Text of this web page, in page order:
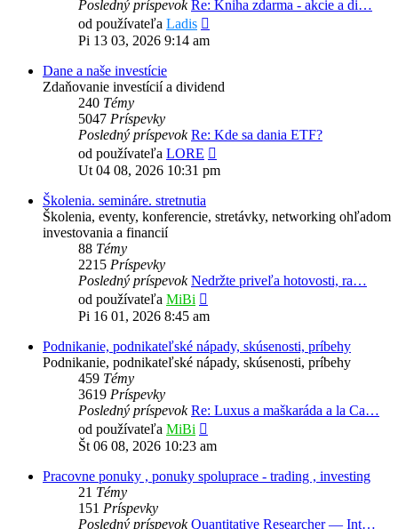
Posledný príspevok Re: Kniha zdarma - akcie a di…
od používateľa Ladis
posledný
Pi 13 03, 2026 9:14 am
Dane a naše investície
Zdaňovanie investícií a dividend
240 Témy
5047 Príspevky
Posledný príspevok Re: Kde sa dania ETF?
od používateľa LORE
posledný
Ut 04 08, 2026 10:31 pm
Školenia. semináre. stretnutia
Školenia, eventy, konferencie, stretávky, networking ohľadom
investovania a financií
88 Témy
2215 Príspevky
Posledný príspevok Nedržte priveľa hotovosti, ra…
od používateľa MiBi
posledný
Pi 16 01, 2026 8:45 am
Podnikanie, podnikateľské nápady, skúsenosti, príbehy
Podnikanie, podnikateľské nápady, skúsenosti, príbehy
459 Témy
3619 Príspevky
Posledný príspevok Re: Luxus a maškaráda a la Ca…
od používateľa MiBi
posledný
Št 06 08, 2026 10:23 am
Pracovne ponuky , ponuky spoluprace - trading , investing
21 Témy
151 Príspevky
Posledný príspevok Quantitative Researcher — Int…